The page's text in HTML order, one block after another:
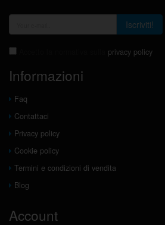
Iscriviti!
privacy policy
Informazioni
Faq
Contattaci
Privacy policy
Cookie policy
Termini e condizioni di vendita
Blog
Account